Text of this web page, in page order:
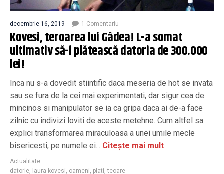
decembrie 16, 2019 1 Comentariu
Kovesi, teroarea lui Gâdea! L-a somat
ultimativ să-i plătească datoria de 300.000
lei!
Inca nu s-a dovedit stiintific daca meseria de hot se invata
sau se fura de la cei mai experimentati, dar sigur cea de
mincinos si manipulator se ia ca gripa daca ai de-a face
zilnic cu indivizi loviti de aceste metehne. Cum altfel sa
explici transformarea miraculoasa a unei umile mecle
bisericesti, pe numele ei... Citește mai mult
Actualitate
datorie, laura kovesi, oameni, plati,teoare